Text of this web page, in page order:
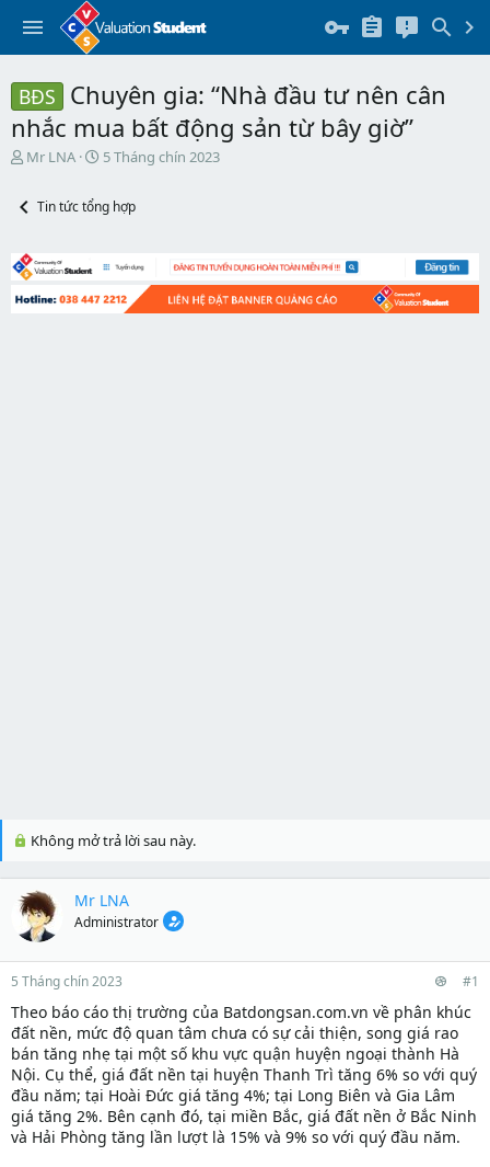
BĐS
Chuyên gia: “Nhà đầu tư nên cân
nhắc mua bất động sản từ bây giờ”
T
e
d
s
t
Mr LNA
N
y
t
đ
5 Tháng chín 2023
Tin tức tổng hợp
Không mở trả lời sau này.
Mr LNA
Administrator
5 Tháng chín 2023 #1
Theo báo cáo thị trường của Batdongsan.com.vn về phân khúc
đất nền, mức độ quan tâm chưa có sự cải thiện, song giá rao
bán tăng nhẹ tại một số khu vực quận huyện ngoại thành Hà
Nội. Cụ thể, giá đất nền tại huyện Thanh Trì tăng 6% so với quý
đầu năm; tại Hoài Đức giá tăng 4%; tại Long Biên và Gia Lâm
giá tăng 2%. Bên cạnh đó, tại miền Bắc, giá đất nền ở Bắc Ninh
và Hải Phòng tăng lần lượt là 15% và 9% so với quý đầu năm.